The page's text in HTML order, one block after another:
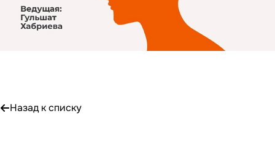
Назад к списку